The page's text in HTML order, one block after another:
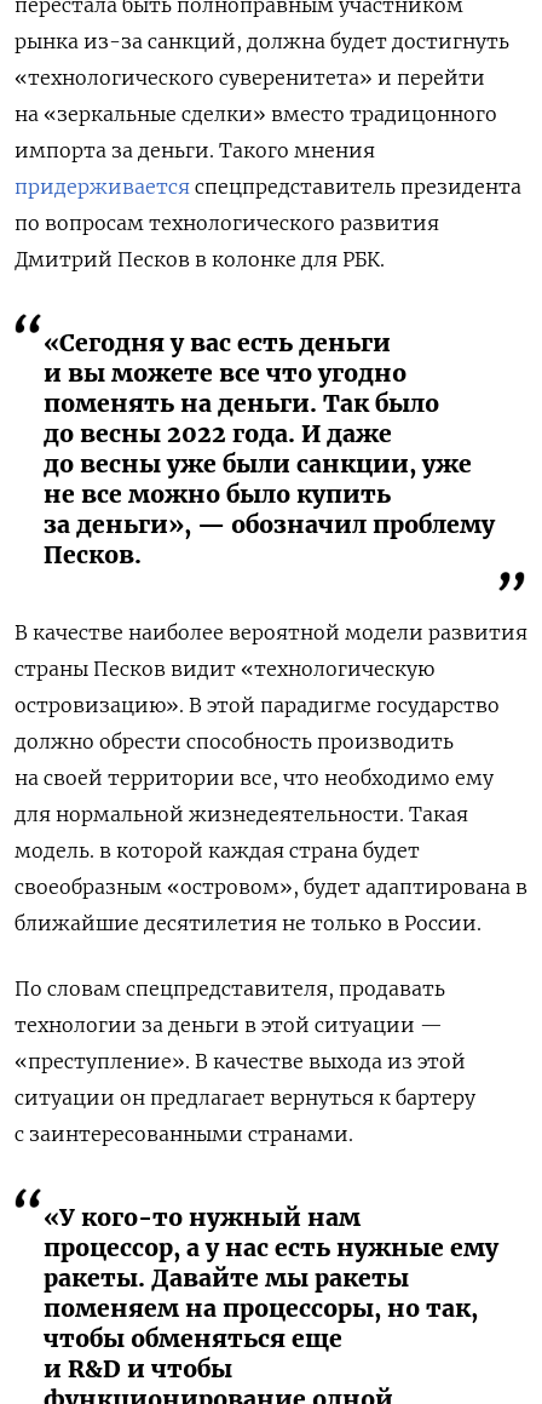
перестала быть полноправным участником
рынка из-за санкций, должна будет достигнуть
«технологического суверенитета» и перейти
на «зеркальные сделки» вместо традицонного
импорта за деньги. Такого мнения
придерживается спецпредставитель президента
по вопросам технологического развития
Дмитрий Песков в колонке для РБК.
«Сегодня у вас есть деньги
и вы можете все что угодно
поменять на деньги. Так было
до весны 2022 года. И даже
до весны уже были санкции, уже
не все можно было купить
за деньги», — обозначил проблему
Песков.
В качестве наиболее вероятной модели развития
страны Песков видит «технологическую
островизацию». В этой парадигме государство
должно обрести способность производить
на своей территории все, что необходимо ему
для нормальной жизнедеятельности. Такая
модель. в которой каждая страна будет
своеобразным «островом», будет адаптирована в
ближайшие десятилетия не только в России.
По словам спецпредставителя, продавать
технологии за деньги в этой ситуации —
«преступление». В качестве выхода из этой
ситуации он предлагает вернуться к бартеру
с заинтересованными странами.
«У кого-то нужный нам
процессор, а у нас есть нужные ему
ракеты. Давайте мы ракеты
поменяем на процессоры, но так,
чтобы обменяться еще
и R&D и чтобы